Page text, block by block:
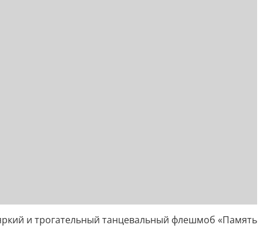
и трогательный танцевальный флешмоб «Память